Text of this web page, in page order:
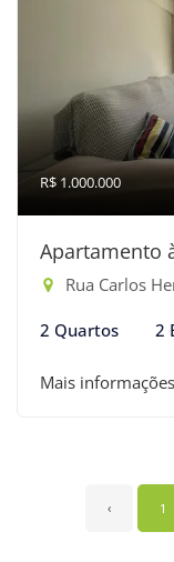
R$ 1.000.000
Apartamento
Rua Carlos
2 Quartos 2
Mais informações
‹ 1